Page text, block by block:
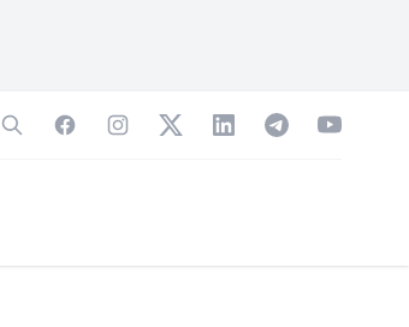
SearchFacebookInstagramTwitterLinkedInTelegramYouTube